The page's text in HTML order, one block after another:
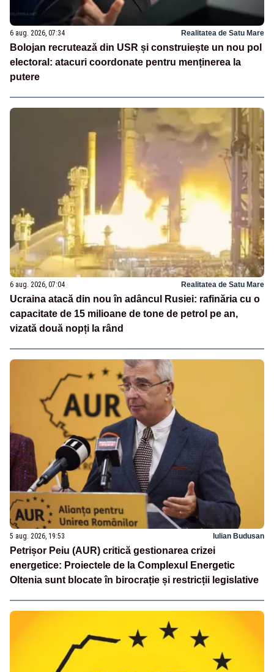
6 aug. 2026, 07:34 Realitatea de Satu Mare
Bolojan recrutează din USR și construiește un nou pol
electoral: atacuri coordonate pentru menținerea la
putere
6 aug. 2026, 07:04 Realitatea de Satu Mare
Ucraina atacă din nou în adâncul Rusiei: rafinăria cu o
capacitate de 15 milioane de tone de petrol pe an,
vizată două nopți la rând
5 aug. 2026, 19:53 Iulian Budusan
Petrișor Peiu (AUR) critică gestionarea crizei
energetice: Proiectele de la Complexul Energetic
Oltenia sunt blocate în birocrație și restricții legislative